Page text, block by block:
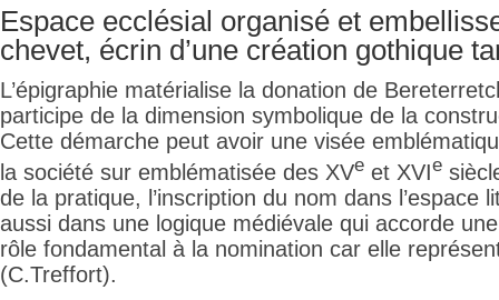
Espace ecclésial organisé et
chevet, écrin d’une création gothique
L’épigraphie matérialise la donation de
participe de la dimension symbolique de la
Cette démarche peut avoir une visée
la société sur emblématisée des XVe et XVIe
de la pratique, l’inscription du nom dans l’espace
aussi dans une logique médiévale qui accorde
rôle fondamental à la nomination car elle
(C.Treffort).